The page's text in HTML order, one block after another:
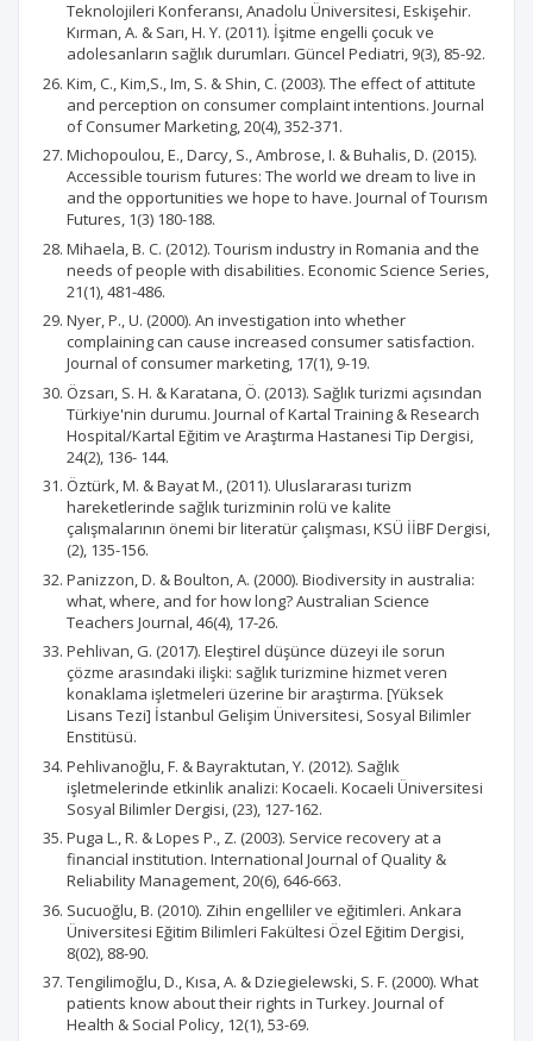
Teknolojileri Konferansı, Anadolu Üniversitesi, Eskişehir.
Kırman, A. & Sarı, H. Y. (2011). İşitme engelli çocuk ve
adolesanların sağlık durumları. Güncel Pediatri, 9(3), 85-92.
Kim, C., Kim,S., Im, S. & Shin, C. (2003). The effect of attitute
and perception on consumer complaint intentions. Journal
of Consumer Marketing, 20(4), 352-371.
Michopoulou, E., Darcy, S., Ambrose, I. & Buhalis, D. (2015).
Accessible tourism futures: The world we dream to live in
and the opportunities we hope to have. Journal of Tourısm
Futures, 1(3) 180-188.
Mihaela, B. C. (2012). Tourism industry in Romania and the
needs of people with disabilities. Economic Science Series,
21(1), 481-486.
Nyer, P., U. (2000). An investigation into whether
complaining can cause increased consumer satisfaction.
Journal of consumer marketing, 17(1), 9-19.
Özsarı, S. H. & Karatana, Ö. (2013). Sağlık turizmi açısından
Türkiye'nin durumu. Journal of Kartal Training & Research
Hospital/Kartal Eğitim ve Araştırma Hastanesi Tip Dergisi,
24(2), 136- 144.
Öztürk, M. & Bayat M., (2011). Uluslararası turizm
hareketlerinde sağlık turizminin rolü ve kalite
çalışmalarının önemi bir literatür çalışması, KSÜ İİBF Dergisi,
(2), 135-156.
Panizzon, D. & Boulton, A. (2000). Biodiversity in australia:
what, where, and for how long? Australian Science
Teachers Journal, 46(4), 17-26.
Pehlivan, G. (2017). Eleştirel düşünce düzeyi ile sorun
çözme arasındaki ilişki: sağlık turizmine hizmet veren
konaklama işletmeleri üzerine bir araştırma. [Yüksek
Lisans Tezi] İstanbul Gelişim Üniversitesi, Sosyal Bilimler
Enstitüsü.
Pehlivanoğlu, F. & Bayraktutan, Y. (2012). Sağlık
işletmelerinde etkinlik analizi: Kocaeli. Kocaeli Üniversitesi
Sosyal Bilimler Dergisi, (23), 127-162.
Puga L., R. & Lopes P., Z. (2003). Service recovery at a
financial institution. International Journal of Quality &
Reliability Management, 20(6), 646-663.
Sucuoğlu, B. (2010). Zihin engelliler ve eğitimleri. Ankara
Üniversitesi Eğitim Bilimleri Fakültesi Özel Eğitim Dergisi,
8(02), 88-90.
Tengilimoğlu, D., Kısa, A. & Dziegielewski, S. F. (2000). What
patients know about their rights in Turkey. Journal of
Health & Social Policy, 12(1), 53-69.